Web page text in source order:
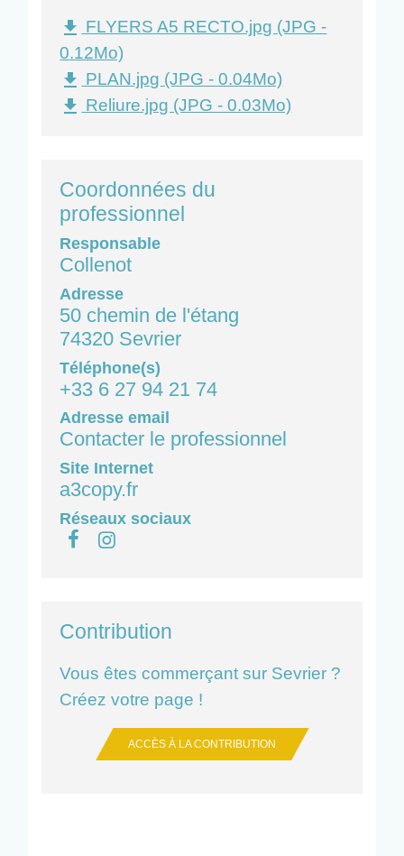
file_download FLYERS A5 RECTO.jpg (JPG -
0.12Mo)
file_download PLAN.jpg (JPG - 0.04Mo)
file_download Reliure.jpg (JPG - 0.03Mo)
Coordonnées du
professionnel
Responsable
Collenot
Adresse
50 chemin de l'étang
74320 Sevrier
Téléphone(s)
+33 6 27 94 21 74
Adresse email
Contacter le professionnel
Site Internet
a3copy.fr
Réseaux sociaux
Contribution
Vous êtes commerçant sur Sevrier ?
Créez votre page !
ACCÈS À LA CONTRIBUTION